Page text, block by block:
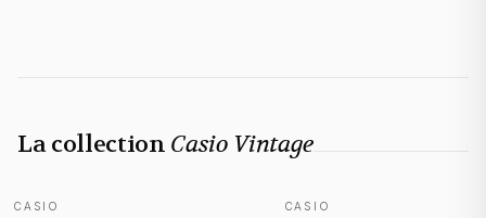
La collection Casio Vintage
CASIO CASIO